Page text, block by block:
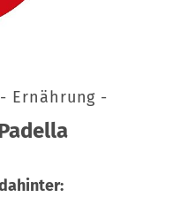
Ernährung -